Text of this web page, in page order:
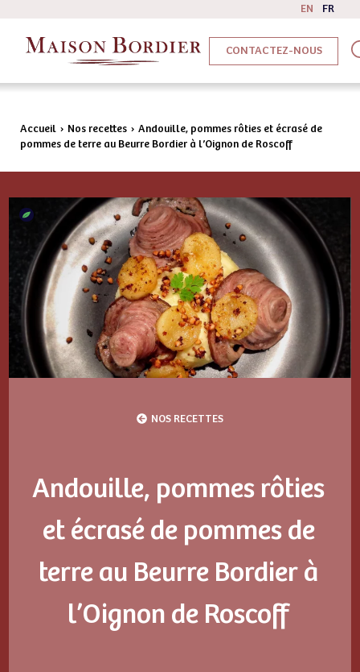
EN FR
CONTACTEZ-NOUS
Accueil › Nos recettes › Andouille, pommes rôties et écrasé de
pommes de terre au Beurre Bordier à l’Oignon de Roscoff
NOS RECETTES
Andouille, pommes rôties
et écrasé de pommes de
terre au Beurre Bordier à
l’Oignon de Roscoff